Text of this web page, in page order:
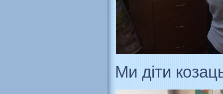
Ми діти